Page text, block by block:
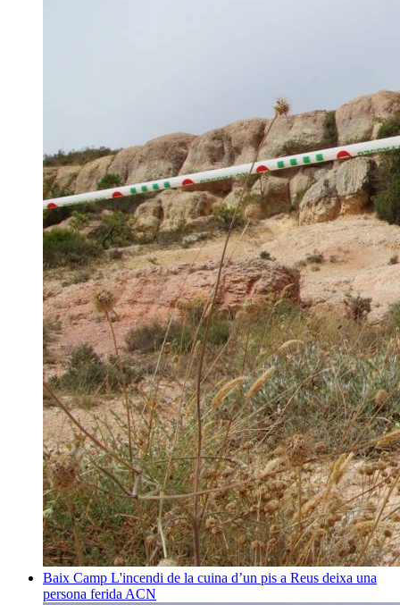
Baix Camp L'incendi de la cuina d’un pis a Reus deixa una
persona ferida ACN